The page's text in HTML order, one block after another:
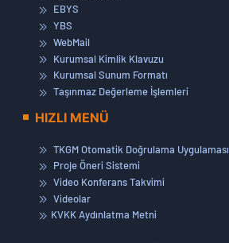
EBYS
YBS
WebMail
Kurumsal Kimlik Klavuzu
Kurumsal Sunum Formatı
Taşınmaz Değerleme İşlemleri
HIZLI MENÜ
TKGM Otomatik Doğrulama Uygulaması
Proje Öneri Sistemi
Video Konferans Takvimi
Videolar
KVKK Aydınlatma Metni